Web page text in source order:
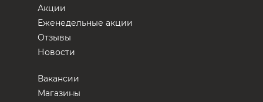
Акции
Еженедельные акции
Отзывы
Новости
Вакансии
Магазины